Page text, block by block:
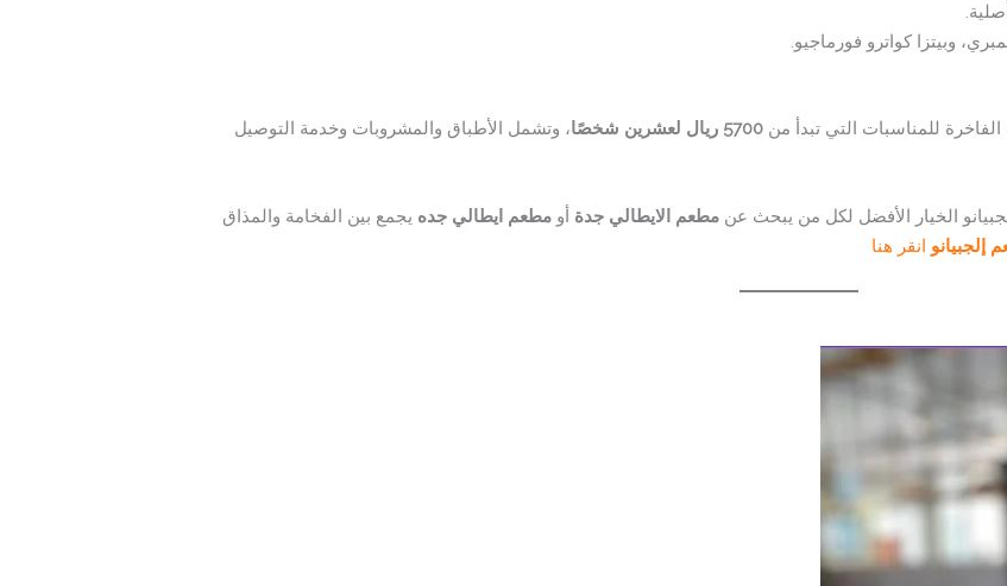
وبيتزا كواترو فورماجيو.
للمناسبات التي تبدأ من5700 ريال لعشرين شخصًا
، وتشمل الأطباق والمشروبات وخدمة التوصيل
الخيار الأفضل لكل من يبحث عنمطعم الايطالي جدة أومطعم ايطالي جده يجمع بين الفخامة والمذاق
إلجبيانو انقر هنا